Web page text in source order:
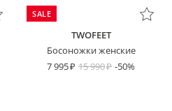
SALE
TWOFEET
Босоножки женские
7 995
15 990 -50%